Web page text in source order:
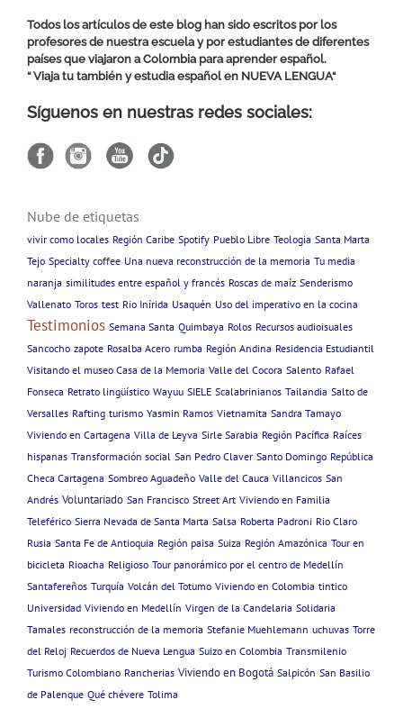
Todos los artículos de este blog han sido escritos por los
profesores de nuestra escuela y por estudiantes de diferentes
países que viajaron a Colombia para aprender español.
“ Viaja tu también y estudia español en NUEVA LENGUA“
Síguenos en nuestras redes sociales:
Nube de etiquetas
vivir como locales Región Caribe Spotify Pueblo Libre Teologia Santa Marta
Tejo Specialty coffee Una nueva reconstrucción de la memoria Tu media
naranja similitudes entre español y francés Roscas de maíz Senderismo
Vallenato Toros test Rio Inírida Usaquén Uso del imperativo en la cocina
Testimonios Semana Santa Quimbaya Rolos Recursos audioisuales
Sancocho zapote Rosalba Acero rumba Región Andina Residencia Estudiantil
Visitando el museo Casa de la Memoria Valle del Cocora Salento Rafael
Fonseca Retrato lingüístico Wayuu SIELE Scalabrinianos Tailandia Salto de
Versalles Rafting turismo Yasmin Ramos Vietnamita Sandra Tamayo
Viviendo en Cartagena Villa de Leyva Sirle Sarabia Región Pacífica Raíces
hispanas Transformación social San Pedro Claver Santo Domingo República
Checa Cartagena Sombreo Aguadeño Valle del Cauca Villancicos San
Andrés Voluntariado San Francisco Street Art Viviendo en Familia
Teleférico Sierra Nevada de Santa Marta Salsa Roberta Padroni Rio Claro
Rusia Santa Fe de Antioquia Región paisa Suiza Región Amazónica Tour en
bicicleta Rioacha Religioso Tour panorámico por el centro de Medellín
Santafereños Turquía Volcán del Totumo Viviendo en Colombia tintico
Universidad Viviendo en Medellín Virgen de la Candelaria Solidaria
Tamales reconstrucción de la memoria Stefanie Muehlemann uchuvas Torre
del Reloj Recuerdos de Nueva Lengua Suizo en Colombia Transmilenio
Turismo Colombiano Rancherias Viviendo en Bogotá Salpicón San Basilio
de Palenque Qué chévere Tolima